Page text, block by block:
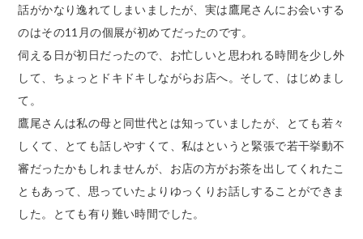
話がかなり逸れてしまいましたが、実は鷹尾さんにお会いする
のはその11月の個展が初めてだったのです。
伺える日が初日だったので、お忙しいと思われる時間を少し外
して、ちょっとドキドキしながらお店へ。そして、はじめまし
て。
鷹尾さんは私の母と同世代とは知っていましたが、とても若々
しくて、とても話しやすくて、私はというと緊張で若干挙動不
審だったかもしれませんが、お店の方がお茶を出してくれたこ
ともあって、思っていたよりゆっくりお話しすることができま
した。とても有り難い時間でした。